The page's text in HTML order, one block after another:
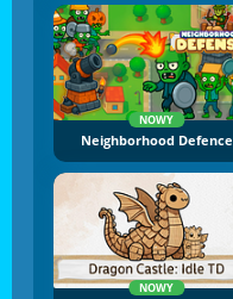
NOWY
Neighborhood Defence
NOWY